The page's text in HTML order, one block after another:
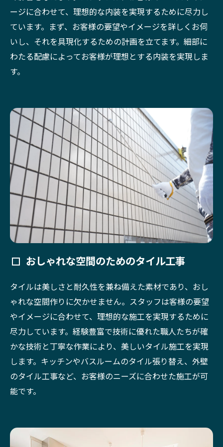
ージに合わせて、理想的な内装を実現するために尽力し
ています。まず、お客様の要望やイメージを詳しくお伺
いし、それを具現化するための計画を立てます。細部に
わたる配慮によってお客様が理想とする内装を実現しま
す。
おしゃれな空間のためのタイル工事
タイルは美しさと耐久性を兼ね備えた素材であり、おし
ゃれな空間作りに欠かせません。スタッフは客様の要望
やイメージに合わせて、理想的な施工を実現するために
尽力しています。経験豊富で技術に優れた職人たちが確
かな技術と丁寧な作業により、美しいタイル施工を実現
します。キッチンやバスルームのタイル張り替え、外壁
のタイル工事など、お客様のニーズに合わせた施工が可
能です。